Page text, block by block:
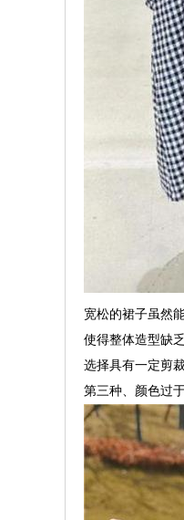
宽松的裙子虽然
使得整体造型缺
选择具有一定剪
第三种、颜色过